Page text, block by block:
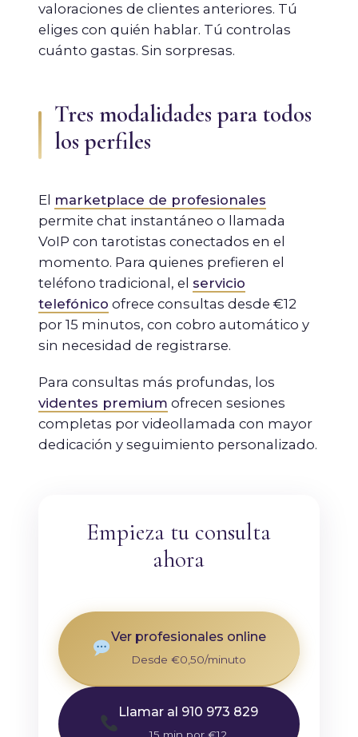
valoraciones de clientes anteriores. Tú
eliges con quién hablar. Tú controlas
cuánto gastas. Sin sorpresas.
Tres modalidades para todos
los perfiles
El marketplace de profesionales
permite chat instantáneo o llamada
VoIP con tarotistas conectados en el
momento. Para quienes prefieren el
teléfono tradicional, el servicio
telefónico ofrece consultas desde €12
por 15 minutos, con cobro automático y
sin necesidad de registrarse.
Para consultas más profundas, los
videntes premium ofrecen sesiones
completas por videollamada con mayor
dedicación y seguimiento personalizado.
Empieza tu consulta
ahora
Ver profesionales online
Desde €0,50/minuto
Llamar al 910 973 829